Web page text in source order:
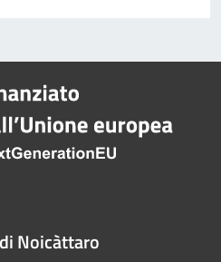
Noicàttaro